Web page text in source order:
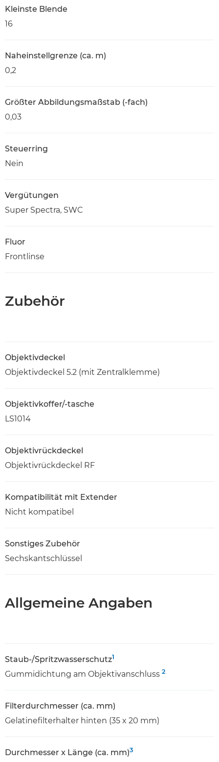
Kleinste Blende
16
Naheinstellgrenze (ca. m)
0,2
Größter Abbildungsmaßstab (-fach)
0,03
Steuerring
Nein
Vergütungen
Super Spectra, SWC
Fluor
Frontlinse
Zubehör
Objektivdeckel
Objektivdeckel 5.2 (mit Zentralklemme)
Objektivkoffer/-tasche
LS1014
Objektivrückdeckel
Objektivrückdeckel RF
Kompatibilität mit Extender
Nicht kompatibel
Sonstiges Zubehör
Sechskantschlüssel
Allgemeine Angaben
Staub-/Spritzwasserschutz1
Gummidichtung am Objektivanschluss 2
Filterdurchmesser (ca. mm)
Gelatinefilterhalter hinten (35 x 20 mm)
Durchmesser x Länge (ca. mm)3